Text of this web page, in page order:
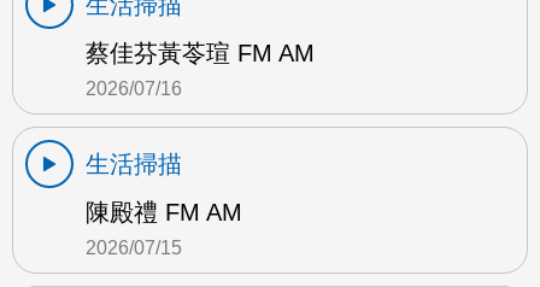
蔡佳芬黃苓瑄 FM AM
2026/07/16
生活掃描
陳殿禮 FM AM
2026/07/15